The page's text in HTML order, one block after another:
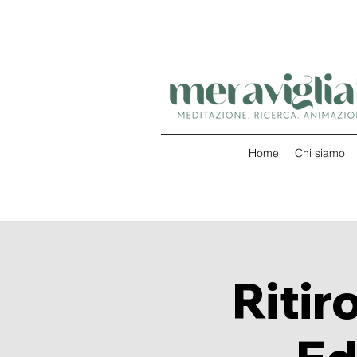
Home Chi siamo